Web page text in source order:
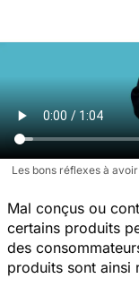
Les bons réflexes à
Mal conçus ou
certains produits
des
produits sont ainsi